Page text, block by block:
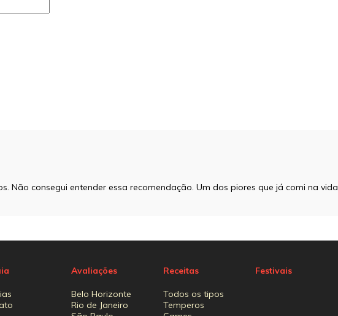
Não consegui entender essa recomendação. Um dos piores que já comi na vida
Avaliações
Belo Horizonte
Rio de Janeiro
Receitas
Todos os tipos
Temperos
Festivais